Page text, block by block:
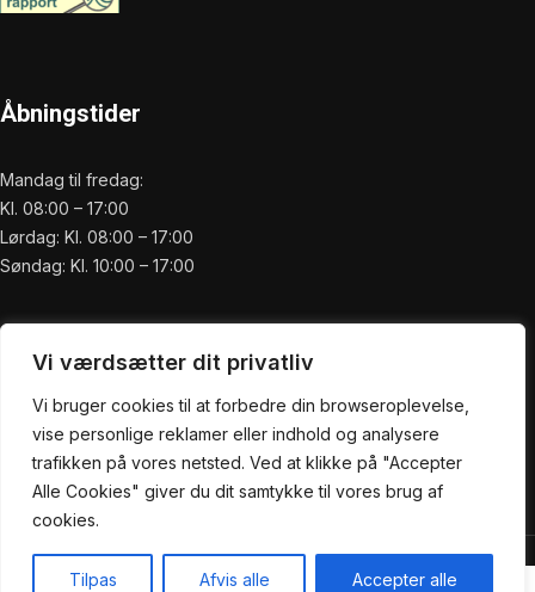
Vi værdsætter dit privatliv
Vi bruger cookies til at forbedre din browseroplevelse,
vise personlige reklamer eller indhold og analysere
trafikken på vores netsted. Ved at klikke på "Accepter
Alle Cookies" giver du dit samtykke til vores brug af
cookies.
Tilpas Afvis alle Accepter alle
Åbningstider
Mandag til fredag:
Kl. 08:00 – 17:00
Lørdag: Kl. 08:00 – 17:00
Søndag: Kl. 10:00 – 17:00
Praktisk
Forside
Om os
Service
Bliv Kunde
Kontakt
Demca ApS @ 2022| Power byNemBestil ApS